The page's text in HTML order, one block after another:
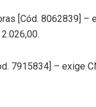
[Cód. 8062839]
7915834] – exige